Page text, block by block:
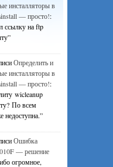
инсталляторы в
— просто!:
ссылку на ftp
”
Определить и
инсталляторы в
— просто!:
wicleanup
По всем
недоступна.”
Ошибка
— решение
огромное,